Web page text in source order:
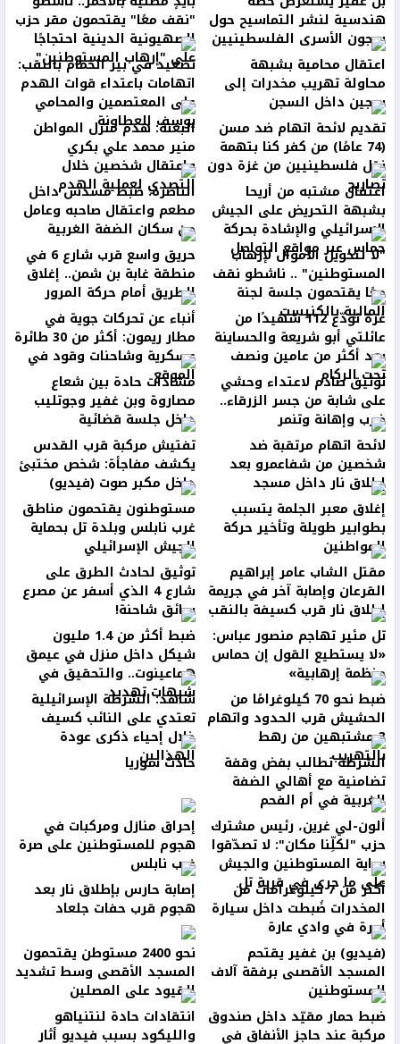
هندسية لنشر التماسيح حول
سجون الأسرى الفلسطينيين
"نقف معًا" يقتحمون مقر حزب
الصهيونية الدينية احتجاجًا
على "إرهاب المستوطنين" اعتقال محامية بشبهة
محاولة تهريب مخدرات إلى
سجين داخل السجن
تصعيد في بير الحمام بالنقب:
اتهامات باعتداء قوات الهدم
على المعتصمين والمحامي
يوسف العطاونة تقديم لائحة اتهام ضد مسن
(74 عامًا) من كفر كنا بتهمة
نقل فلسطينيين من غزة دون
تصاريح
البعنة: هدم منزل المواطن
منير محمد علي بكري
واعتقال شخصين خلال
التصدي لعملية الهدم اعتقال مشتبه من أريحا
بشبهة التحريض على الجيش
الإسرائيلي والإشادة بحركة
حماس عبر مواقع التواصل
الناصرة: ضبط مسدس داخل
مطعم واعتقال صاحبه وعامل
من سكان الضفة الغربية
"لا لتحويل الأموال لإرهاب
المستوطنين" .. ناشطو نقف
معًا يقتحمون جلسة لجنة
المالية بالكنيست
حريق واسع قرب شارع 6 في
منطقة غابة بن شمن.. إغلاق
الطريق أمام حركة المرور
غزة تودّع 112 شهيدًا من
عائلتي أبو شريعة والحساينة
بعد أكثر من عامين ونصف
تحت الركام
أنباء عن تحركات جوية في
مطار ريمون: أكثر من 30 طائرة
عسكرية وشاحنات وقود في
الموقع توثيق صادم لاعتداء وحشي
على شابة من جسر الزرقاء..
ضرب وإهانة وتنمر
مشادات حادة بين شعاع
مصاروة وبن غفير وجوتليب
داخل جلسة قضائية
لائحة اتهام مرتقبة ضد
شخصين من شفاعمرو بعد
إطلاق نار داخل مسجد
تفتيش مركبة قرب القدس
يكشف مفاجأة: شخص مختبئ
داخل مكبر صوت (فيديو)
إغلاق معبر الجلمة يتسبب
بطوابير طويلة وتأخير حركة
المواطنين
مستوطنون يقتحمون مناطق
غرب نابلس وبلدة تل بحماية
الجيش الإسرائيلي
مقتل الشاب عامر إبراهيم
القرعان وإصابة آخر في جريمة
إطلاق نار قرب كسيفة بالنقب
توثيق لحادث الطرق على
شارع 4 الذي أسفر عن مصرع
سائق شاحنة!
تل مئير تهاجم منصور عباس:
«لا يستطيع القول إن حماس
منظمة إرهابية»
ضبط أكثر من 1.4 مليون
شيكل داخل منزل في عيمق
هماعينوت.. والتحقيق في
شبهات تهديد ضبط نحو 70 كيلوغرامًا من
الحشيش قرب الحدود واتهام
3 مشتبهين من رهط
بالتهريب
شاهد: الشرطة الإسرائيلية
تعتدي على النائب كسيف
خلال إحياء ذكرى عودة
الهذالين الشرطة تطالب بفض وقفة
تضامنية مع أهالي الضفة
الغربية في أم الفحم
حادث سوريا
ألون-لي غرين، رئيس مشترك
حزب "لكلِّنا مكان": لا تصدّقوا
رواية المستوطنين والجيش
على ما جرى في قرية تل
إحراق منازل ومركبات في
هجوم للمستوطنين على صرة
غرب نابلس
أكثر من 7 كيلوغرامات من
المخدرات ضُبطت داخل سيارة
أجرة في وادي عارة
إصابة حارس بإطلاق نار بعد
هجوم قرب حفات جلعاد
(فيديو) بن غفير يقتحم
المسجد الأقصىى برفقة آلاف
المستوطنين
نحو 2400 مستوطن يقتحمون
المسجد الأقصى وسط تشديد
القيود على المصلين
ضبط حمار مقيّد داخل صندوق
مركبة عند حاجز الأنفاق في
انتقادات حادة لنتنياهو
والليكود بسبب فيديو أثار